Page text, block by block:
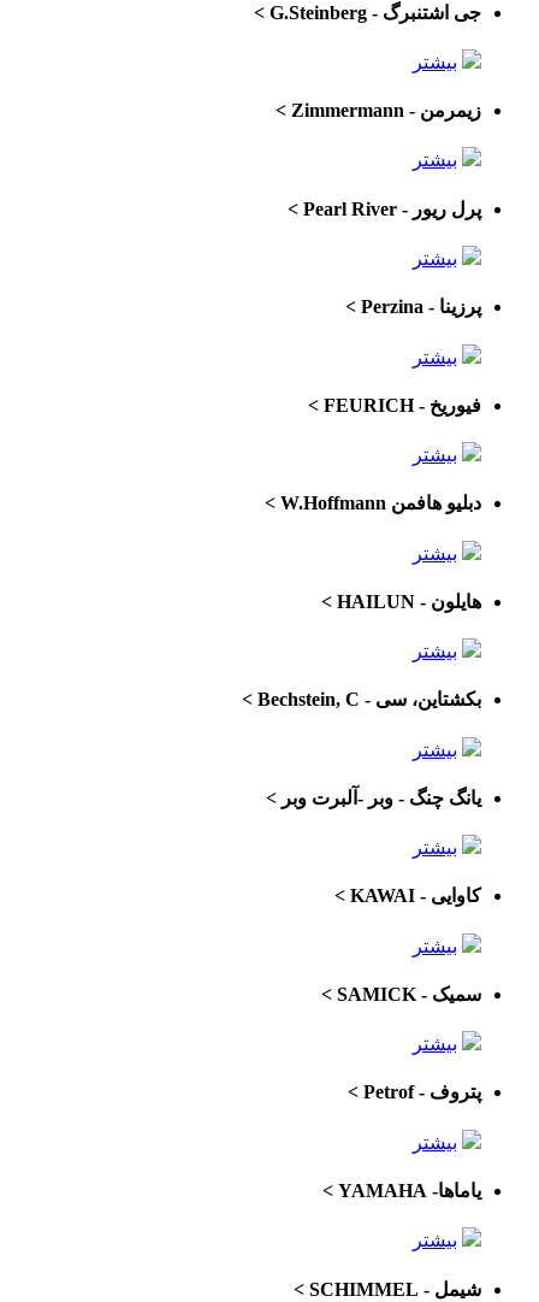
جی اشتنبرگ - G.Steinberg >
بیشتر
زیمرمن - Zimmermann >
بیشتر
پرل ریور - Pearl River >
بیشتر
پرزینا - Perzina >
بیشتر
فیوریخ - FEURICH >
بیشتر
دبلیو هافمن W.Hoffmann >
بیشتر
هایلون - HAILUN >
بیشتر
بکشتاین، سی - Bechstein, C >
بیشتر
یانگ چنگ - وبر -آلبرت وبر >
بیشتر
کاوایی - KAWAI >
بیشتر
سمیک - SAMICK >
بیشتر
پتروف - Petrof >
بیشتر
یاماها- YAMAHA >
بیشتر
شیمل - SCHIMMEL >